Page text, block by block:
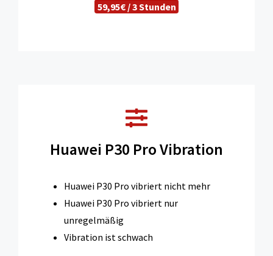
59,95€ / 3 Stunden
Huawei P30 Pro Vibration
Huawei P30 Pro vibriert nicht mehr
Huawei P30 Pro vibriert nur
unregelmäßig
Vibration ist schwach